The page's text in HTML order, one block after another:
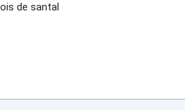
de santal